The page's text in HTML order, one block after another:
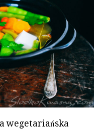
wegetariańska